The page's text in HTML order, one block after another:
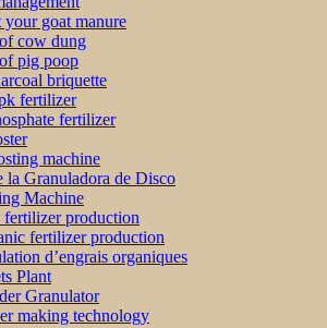
goat manure
cow dung
pig poop
briquette
fertilizer
fertilizer
machine
la Granuladora de Disco
Machine
fertilizer production
fertilizer production
d’engrais organiques
Plant
Granulator
making technology